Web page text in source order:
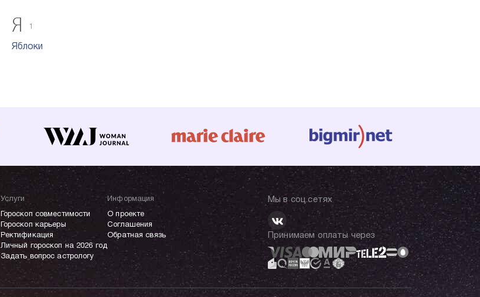
Я 1
Яблоки
Услуги
Гороскоп совместимости
Гороскоп карьеры
Ректификация
Личный гороскоп на 2026 год
Задать вопрос астрологу
Информация
О проекте
Соглашения
Обратная связь
Мы в соц.сетях
Принимаем оплаты через